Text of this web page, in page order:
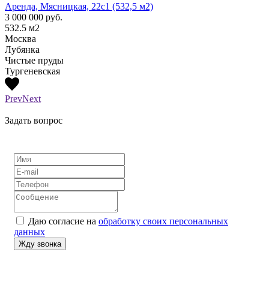
Аренда, Мясницкая, 22с1 (532,5 м2)
3 000 000 руб.
532.5 м2
Москва
Лубянка
Чистые пруды
Тургеневская
PrevNext
Задать вопрос
Даю согласие на обработку своих персональных
данных